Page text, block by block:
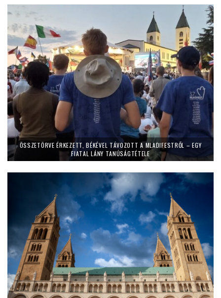
ÖSSZETÖRVE ÉRKEZETT, BÉKÉVEL TÁVOZOTT A MLADIFESTRŐL – EGY
FIATAL LÁNY TANÚSÁGTÉTELE